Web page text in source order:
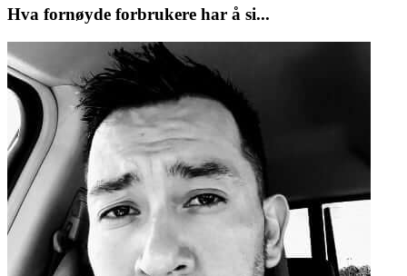
Hva fornøyde forbrukere har å si...